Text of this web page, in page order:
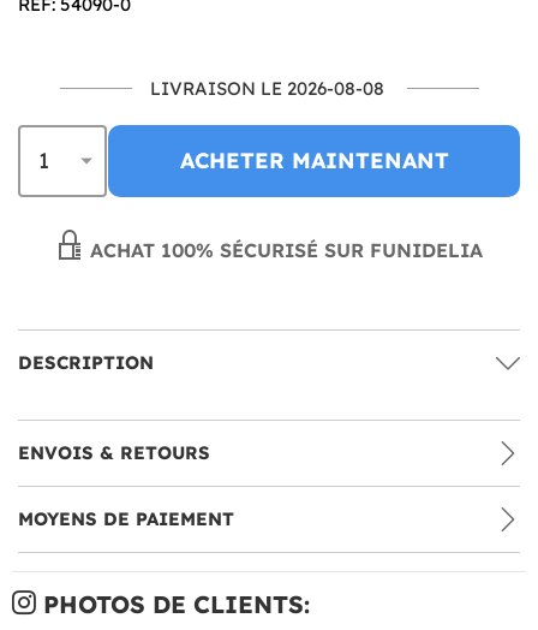
LIVRAISON LE 2026-08-08
ACHETER MAINTENANT
ACHAT 100% SÉCURISÉ SUR FUNIDELIA
DESCRIPTION
ENVOIS & RETOURS
MOYENS DE PAIEMENT
PHOTOS DE CLIENTS: